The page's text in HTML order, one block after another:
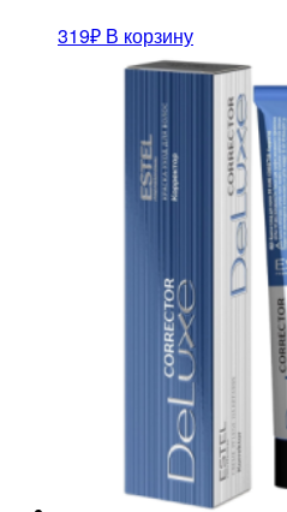
319₽ В корзину